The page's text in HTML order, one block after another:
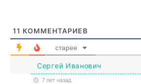
11 КОММЕНТАРИЕВ
старее
Сергей Иванович
7 лет назад